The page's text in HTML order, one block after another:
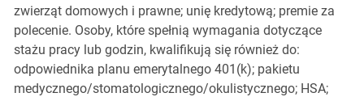
zwierząt domowych i prawne; unię kredytową; premie za
polecenie. Osoby, które spełnią wymagania dotyczące
stażu pracy lub godzin, kwalifikują się również do:
odpowiednika planu emerytalnego 401(k); pakietu
medycznego/stomatologicznego/okulistycznego; HSA;